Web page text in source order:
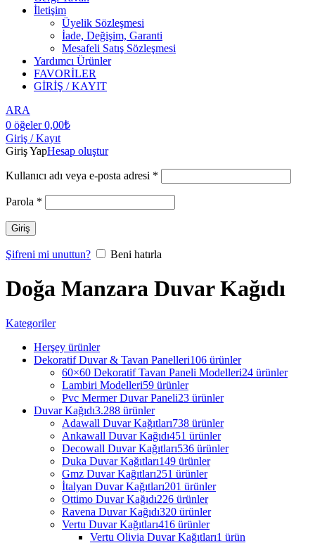
İletişim
Üyelik Sözleşmesi
İade, Değişim, Garanti
Mesafeli Satış Sözleşmesi
Yardımcı Ürünler
FAVORİLER
GİRİŞ / KAYIT
ARA
0 öğeler 0,00₺
Giriş / Kayıt
Giriş YapHesap oluştur
Kullanıcı adı veya e-posta adresi *
Parola *
Giriş
Şifreni mi unuttun? Beni hatırla
Doğa Manzara Duvar Kağıdı
Kategoriler
Herşey ürünler
Dekoratif Duvar & Tavan Panelleri106 ürünler
60×60 Dekoratif Tavan Paneli Modelleri24 ürünler
Lambiri Modelleri59 ürünler
Pvc Mermer Duvar Paneli23 ürünler
Duvar Kağıdı3.288 ürünler
Adawall Duvar Kağıtları738 ürünler
Ankawall Duvar Kağıdı451 ürünler
Decowall Duvar Kağıtları536 ürünler
Duka Duvar Kağıtları149 ürünler
Gmz Duvar Kağıtları251 ürünler
İtalyan Duvar Kağıtları201 ürünler
Ottimo Duvar Kağıdı226 ürünler
Ravena Duvar Kağıdı320 ürünler
Vertu Duvar Kağıtları416 ürünler
Vertu Olivia Duvar Kağıtları1 ürün